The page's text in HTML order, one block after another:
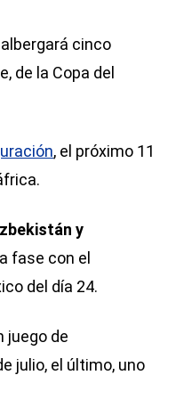
cinco
de la Copa del
, el próximo 11
y
fase con el
del día 24.
juego de
julio, el último, uno